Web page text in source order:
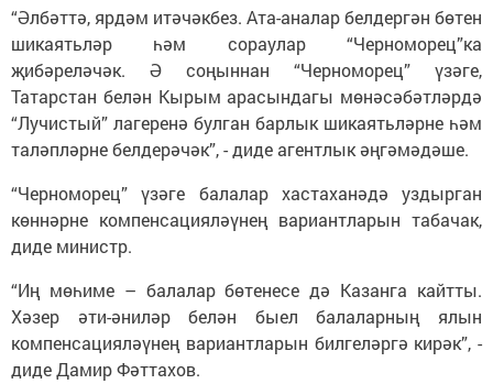
“Әлбәттә, ярдәм итәчәкбез. Ата-аналар белдергән бөтен
шикаятьләр һәм сораулар “Черноморец”ка
җибәреләчәк. Ә соңыннан “Черноморец” үзәге,
Татарстан белән Кырым арасындагы мөнәсәбәтләрдә
“Лучистый” лагеренә булган барлык шикаятьләрне һәм
таләпләрне белдерәчәк”, - диде агентлык әңгәмәдәше.
“Черноморец” үзәге балалар хастаханәдә уздырган
көннәрне компенсацияләүнең вариантларын табачак,
диде министр.
“Иң мөһиме – балалар бөтенесе дә Казанга кайтты.
Хәзер әти-әниләр белән быел балаларның ялын
компенсацияләүнең вариантларын билгеләргә кирәк”, -
диде Дамир Фәттахов.